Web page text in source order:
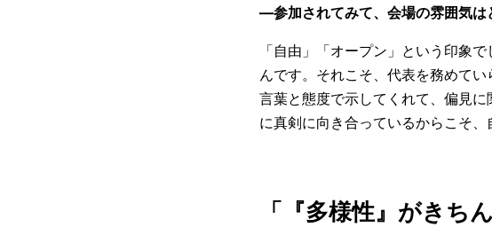
―参加されてみて、会場の雰囲気は
「自由」「オープン」という印象
んです。それこそ、代表を務めて
言葉と態度で示してくれて、偏見
に真剣に向き合っているからこそ、
「『多様性』がきち